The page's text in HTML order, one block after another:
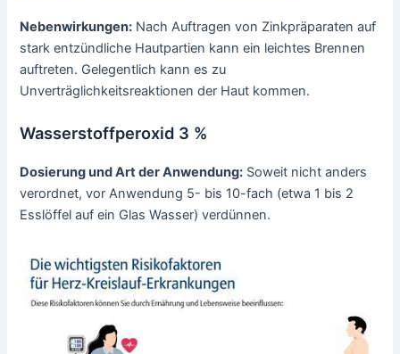
Nebenwirkungen: Nach Auftragen von Zinkpräparaten auf
stark entzündliche Hautpartien kann ein leichtes Brennen
auftreten. Gelegentlich kann es zu
Unverträglichkeitsreaktionen der Haut kommen.
Wasserstoffperoxid 3 %
Dosierung und Art der Anwendung: Soweit nicht anders
verordnet, vor Anwendung 5- bis 10-fach (etwa 1 bis 2
Esslöffel auf ein Glas Wasser) verdünnen.